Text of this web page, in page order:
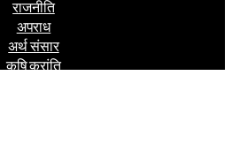
राजनीति
अपराध
अर्थ संसार
कृषि क्रांति